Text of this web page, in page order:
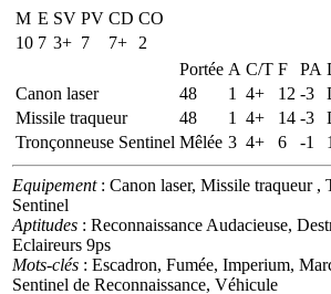
M E SV PV CD CO
10 7 3+ 7 7+
2
Portée A C/T F PA
Canon laser
48 1 4+ 12 -3
Missile traqueur
48 1 4+ 14 -3
Tronçonneuse Sentinel Mêlée 3 4+ 6 -1 1
Equipement: Canon laser, Missile traqueur ,
Sentinel
Aptitudes : Reconnaissance Audacieuse,
Eclaireurs 9ps
Mots-clés : Escadron, Fumée, Imperium,
Sentinel de Reconnaissance, Véhicule